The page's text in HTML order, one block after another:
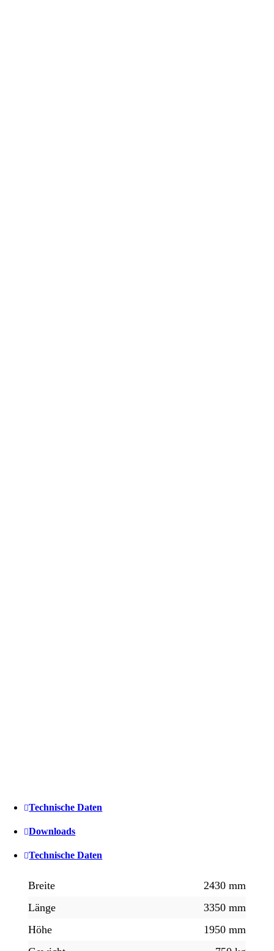
Technische Daten
Downloads
Technische Daten
Breite
2430 mm
Länge
3350 mm
Höhe
1950 mm